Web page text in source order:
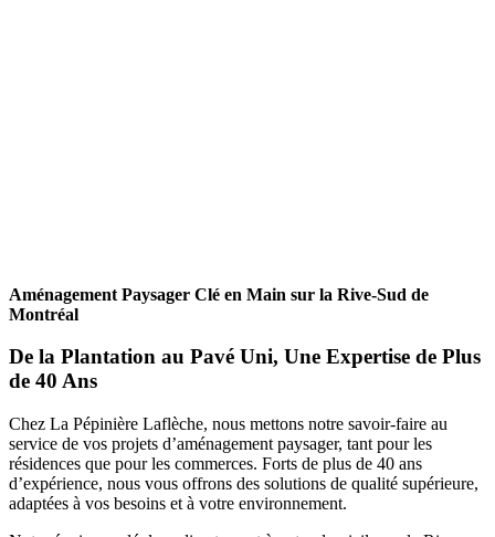
Aménagement Paysager Clé en Main sur la Rive-Sud de
Montréal
De la Plantation au Pavé Uni, Une Expertise de Plus
de 40 Ans
Chez La Pépinière Laflèche, nous mettons notre savoir-faire au
service de vos projets d’aménagement paysager, tant pour les
résidences que pour les commerces. Forts de plus de 40 ans
d’expérience, nous vous offrons des solutions de qualité supérieure,
adaptées à vos besoins et à votre environnement.